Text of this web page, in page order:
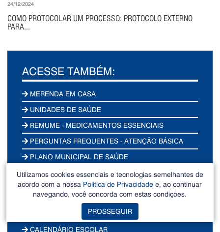
24/12/2024
COMO PROTOCOLAR UM PROCESSO: PROTOCOLO EXTERNO
PARA...
ACESSE TAMBÉM:
MERENDA EM CASA
UNIDADES DE SAÚDE
REMUME - MEDICAMENTOS ESSENCIAIS
PERGUNTAS FREQUENTES - ATENÇÃO BÁSICA
PLANO MUNICIPAL DE SAÚDE
UNIDADES ESCOLARES EMEF's
UNIDADES ESCOLARES CEIM's
UNIDADES ESCOLARES -
COMUNIDADES/DISTRITOS
CALENDÁRIO ESCOLAR
Utilizamos cookies essenciais e tecnologias semelhantes de
acordo com a nossa Política de Privacidade e, ao continuar
navegando, você concorda com estas condições.
PROSSEGUIR